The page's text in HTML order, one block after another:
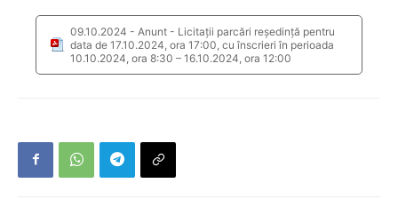
09.10.2024 - Anunt - Licitații parcări reședință pentru
data de 17.10.2024, ora 17:00, cu înscrieri în perioada
10.10.2024, ora 8:30 – 16.10.2024, ora 12:00